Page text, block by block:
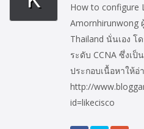
How to configure
Amornhirunwong
Thailand นั่นเอง โ
ระดับ CCNA ซึ่งเ
ประกอบเนื้อหาให้
http://
id=likecisco